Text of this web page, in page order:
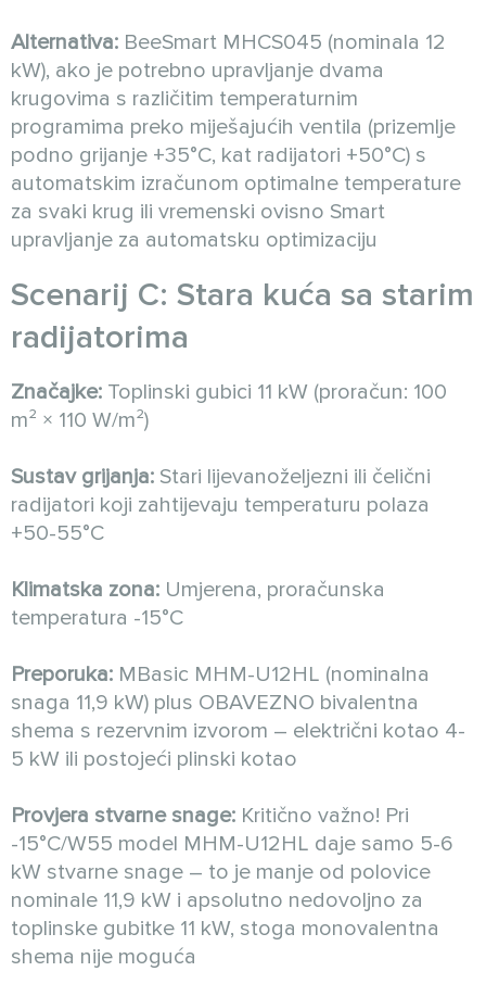
Alternativa: BeeSmart MHCS045 (nominala 12
kW), ako je potrebno upravljanje dvama
krugovima s različitim temperaturnim
programima preko miješajućih ventila (prizemlje
podno grijanje +35°C, kat radijatori +50°C) s
automatskim izračunom optimalne temperature
za svaki krug ili vremenski ovisno Smart
upravljanje za automatsku optimizaciju
Scenarij C: Stara kuća sa starim
radijatorima
Značajke: Toplinski gubici 11 kW (proračun: 100
m² × 110 W/m²)
Sustav grijanja: Stari lijevanoželjezni ili čelični
radijatori koji zahtijevaju temperaturu polaza
+50-55°C
Klimatska zona: Umjerena, proračunska
temperatura -15°C
Preporuka: MBasic MHM-U12HL (nominalna
snaga 11,9 kW) plus OBAVEZNO bivalentna
shema s rezervnim izvorom – električni kotao 4-
5 kW ili postojeći plinski kotao
Provjera stvarne snage: Kritično važno! Pri
-15°C/W55 model MHM-U12HL daje samo 5-6
kW stvarne snage – to je manje od polovice
nominale 11,9 kW i apsolutno nedovoljno za
toplinske gubitke 11 kW, stoga monovalentna
shema nije moguća